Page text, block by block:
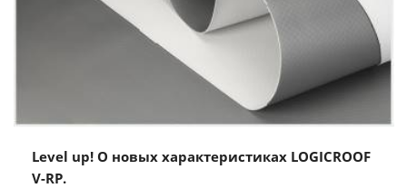
Level up! О новых характеристиках LOGICROOF
V-RP.